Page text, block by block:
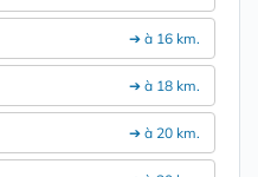
➔ à 16 km.
➔ à 18 km.
➔ à 20 km.